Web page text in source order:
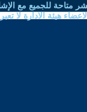
متاحة للجميع مع
هيئة الادارة لا